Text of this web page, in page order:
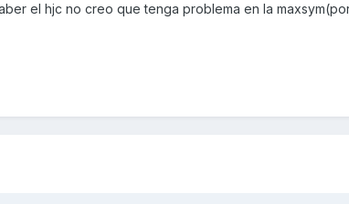
el hjc no creo que tenga problema en la